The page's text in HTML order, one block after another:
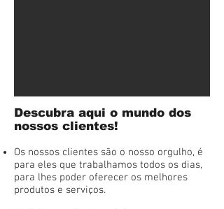
Descubra aqui o mundo dos
nossos clientes!
Os nossos clientes são o nosso orgulho, é
para eles que trabalhamos todos os dias,
para lhes poder oferecer os melhores
produtos e serviços.